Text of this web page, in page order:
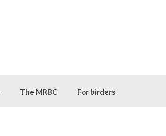
The MRBC For birders